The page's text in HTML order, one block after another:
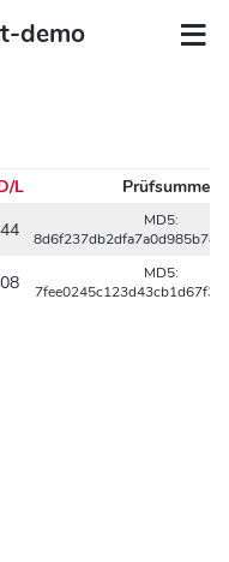
demo
L
Prüfsumme
MD5:
MD5: